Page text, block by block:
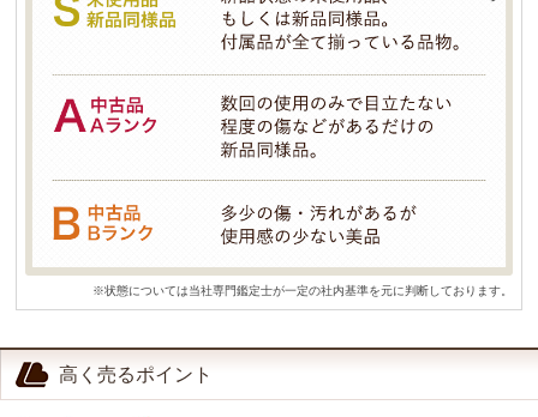
※状態については当社専門鑑定士が一定の社内基準を元に判断しております。
高く売るポイント